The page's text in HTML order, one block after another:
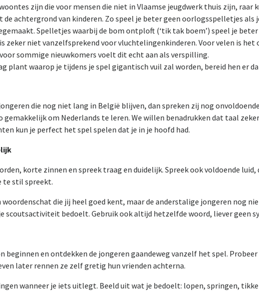
zijn die voor mensen die niet in Vlaamse jeugdwerk thuis zijn, raar
de achtergrond van kinderen. Zo speel je beter geen oorlogsspelletjes als
Spelletjes waarbij de bom ontploft (‘tik tak boem’) speel je
zeker niet vanzelfsprekend voor vluchtelingenkinderen. Voor velen is
sommige nieuwkomers voelt dit echt aan als verspilling.
plant waarop je tijdens je spel gigantisch vuil zal worden, bereid hen er
die nog niet lang in België blijven, dan spreken zij nog
gemakkelijk om Nederlands te leren. We willen benadrukken dat taal
kun je perfect het spel spelen dat je in je hoofd had.
korte zinnen en spreek traag en duidelijk. Spreek ook voldoende
te stil spreekt.
woordenschat die jij heel goed kent, maar de anderstalige jongeren nog
scoutsactiviteit bedoelt. Gebruik ook altijd hetzelfde woord, liever geen
beginnen en ontdekken de jongeren gaandeweg vanzelf het spel.
later rennen ze zelf gretig hun vrienden achterna.
wanneer je iets uitlegt. Beeld uit wat je bedoelt: lopen, springen,